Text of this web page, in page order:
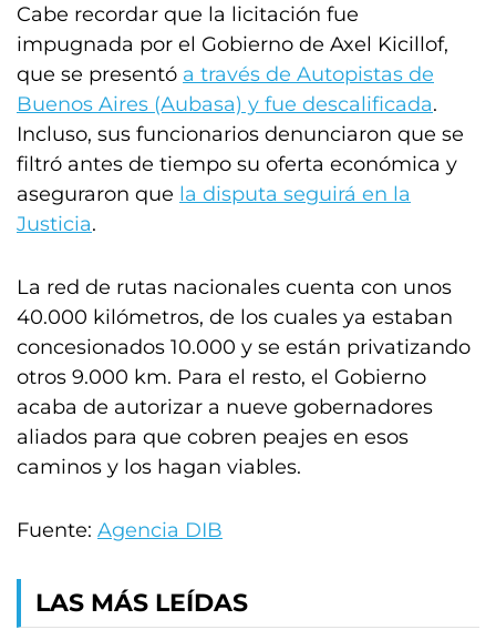
Cabe recordar que la licitación fue
impugnada por el Gobierno de Axel Kicillof,
que se presentó a través de Autopistas de
Buenos Aires (Aubasa) y fue descalificada.
Incluso, sus funcionarios denunciaron que se
filtró antes de tiempo su oferta económica y
aseguraron que la disputa seguirá en la
Justicia.
La red de rutas nacionales cuenta con unos
40.000 kilómetros, de los cuales ya estaban
concesionados 10.000 y se están privatizando
otros 9.000 km. Para el resto, el Gobierno
acaba de autorizar a nueve gobernadores
aliados para que cobren peajes en esos
caminos y los hagan viables.
Fuente: Agencia DIB
LAS MÁS LEÍDAS